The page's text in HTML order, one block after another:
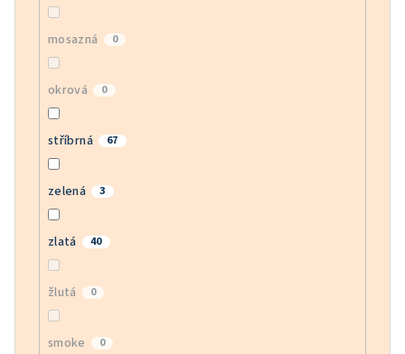
mosazná 0
okrová 0
stříbrná 67
zelená 3
zlatá 40
žlutá 0
smoke 0